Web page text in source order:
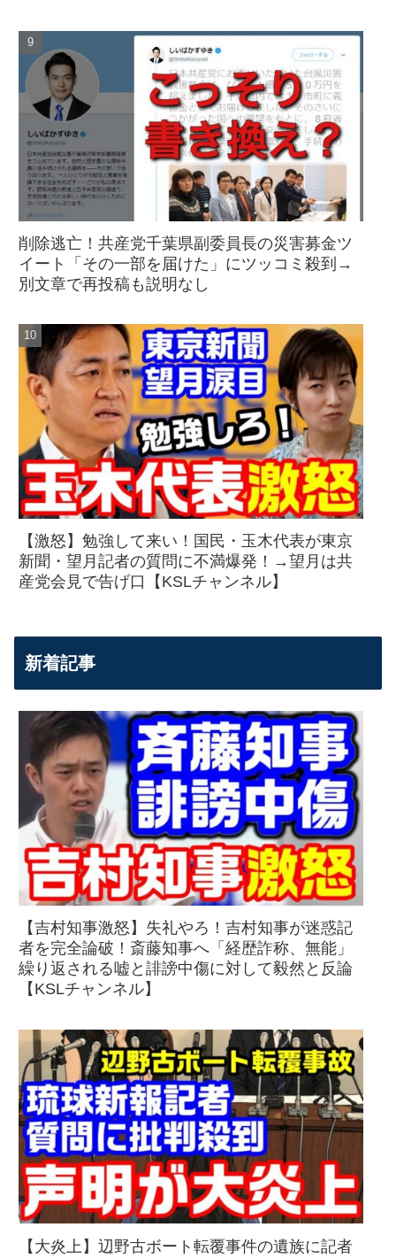
削除逃亡！共産党千葉県副委員長の災害募金ツ
イート「その一部を届けた」にツッコミ殺到→
別文章で再投稿も説明なし
【激怒】勉強して来い！国民・玉木代表が東京
新聞・望月記者の質問に不満爆発！→望月は共
産党会見で告げ口【KSLチャンネル】
新着記事
【吉村知事激怒】失礼やろ！吉村知事が迷惑記
者を完全論破！斎藤知事へ「経歴詐称、無能」
繰り返される嘘と誹謗中傷に対して毅然と反論
【KSLチャンネル】
【大炎上】辺野古ボート転覆事件の遺族に記者